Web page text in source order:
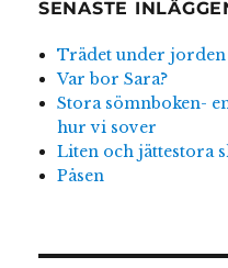
SENASTE
Trädet under jorden
Var bor Sara?
Stora sömnboken-
hur vi sover
Liten och jättestora
Påsen